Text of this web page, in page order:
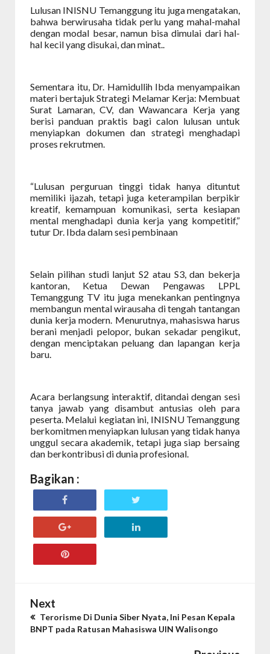
Lulusan INISNU Temanggung itu juga mengatakan,
bahwa berwirusaha tidak perlu yang mahal-mahal
dengan modal besar, namun bisa dimulai dari hal-
hal kecil yang disukai, dan minat..
Sementara itu, Dr. Hamidullih Ibda menyampaikan
materi bertajuk Strategi Melamar Kerja: Membuat
Surat Lamaran, CV, dan Wawancara Kerja yang
berisi panduan praktis bagi calon lulusan untuk
menyiapkan dokumen dan strategi menghadapi
proses rekrutmen.
“Lulusan perguruan tinggi tidak hanya dituntut
memiliki ijazah, tetapi juga keterampilan berpikir
kreatif, kemampuan komunikasi, serta kesiapan
mental menghadapi dunia kerja yang kompetitif,”
tutur Dr. Ibda dalam sesi pembinaan
Selain pilihan studi lanjut S2 atau S3, dan bekerja
kantoran, Ketua Dewan Pengawas LPPL
Temanggung TV itu juga menekankan pentingnya
membangun mental wirausaha di tengah tantangan
dunia kerja modern. Menurutnya, mahasiswa harus
berani menjadi pelopor, bukan sekadar pengikut,
dengan menciptakan peluang dan lapangan kerja
baru.
Acara berlangsung interaktif, ditandai dengan sesi
tanya jawab yang disambut antusias oleh para
peserta. Melalui kegiatan ini, INISNU Temanggung
berkomitmen menyiapkan lulusan yang tidak hanya
unggul secara akademik, tetapi juga siap bersaing
dan berkontribusi di dunia profesional.
Bagikan :
Next
Terorisme Di Dunia Siber Nyata, Ini Pesan Kepala
BNPT pada Ratusan Mahasiswa UIN Walisongo